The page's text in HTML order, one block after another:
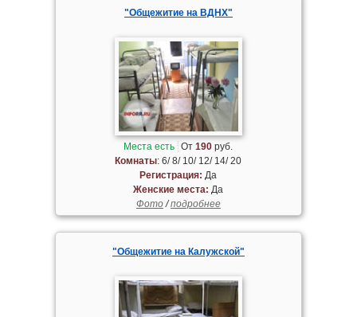
"Общежитие на ВДНХ"
Места есть От190 руб.
Комнаты: 6/ 8/ 10/ 12/ 14/ 20
Регистрация: Да
Женские места: Да
Фото/подробнее
"Общежитие на Калужской"